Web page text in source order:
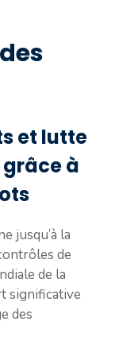
et lutte
à
jusqu’à la
de
de la
significative
des